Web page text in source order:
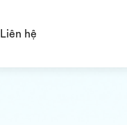
Liên hệ